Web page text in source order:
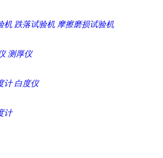
机 跌落试验机 摩擦磨损试验机
测厚仪
计 白度仪
计